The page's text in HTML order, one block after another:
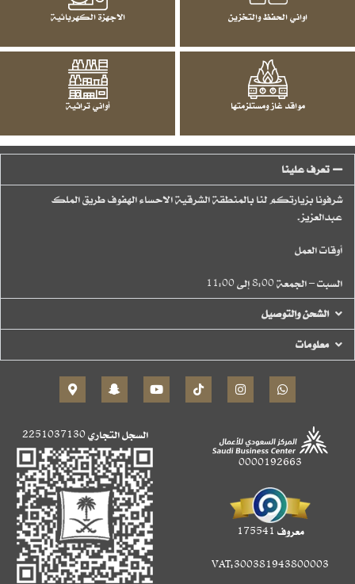
اواني الحفظ والتخزين الاجهزة الكهربائية
مواقد غاز ومستلزمتها أواني تراثية
تعرف علينا
شرفونا بزيارتكم لنا بالمنطقة الشرقية الاحساء الهفوف طريق الملك
عبدالعزيز.
أوقات العمل
السبت – الجمعة 8:00 إلى 11:00
الشحن والتوصيل
معلومات
0000192663
معروف 175541
VAT:300381943800003
السجل التجاري2251037130